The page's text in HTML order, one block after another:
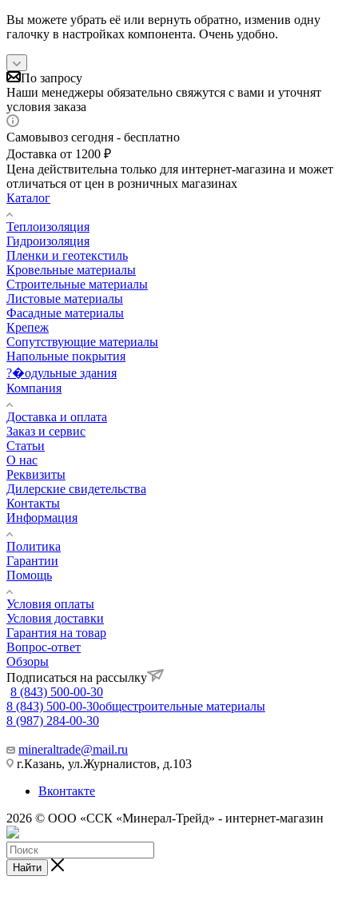
Вы можете убрать её или вернуть обратно, изменив одну
галочку в настройках компонента. Очень удобно.
По запросу
Наши менеджеры обязательно свяжутся с вами и уточнят
условия заказа
Самовывоз сегодня - бесплатно
Доставка от 1200 ₽
Цена действительна только для интернет-магазина и может
отличаться от цен в розничных магазинах
Каталог
Теплоизоляция
Гидроизоляция
Пленки и геотекстиль
Кровельные материалы
Строительные материалы
Листовые материалы
Фасадные материалы
Крепеж
Сопутствующие материалы
Напольные покрытия
?�одульные здания
Компания
Доставка и оплата
Заказ и сервис
Статьи
О нас
Реквизиты
Дилерские свидетельства
Контакты
Информация
Политика
Гарантии
Помощь
Условия оплаты
Условия доставки
Гарантия на товар
Вопрос-ответ
Обзоры
Подписаться на рассылку
8 (843) 500-00-30
8 (843) 500-00-30общестроительные материалы
8 (987) 284-00-30
mineraltrade@mail.ru
г.Казань, ул.Журналистов, д.103
Вконтакте
2026 © ООО «ССК «Минерал-Трейд» - интернет-магазин
Найти